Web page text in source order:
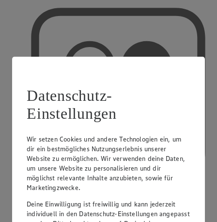
PAYBACK
Datenschutz-
Einstellungen
Wir setzen Cookies und andere Technologien ein, um
dir ein bestmögliches Nutzungserlebnis unserer
Website zu ermöglichen. Wir verwenden deine Daten,
um unsere Website zu personalisieren und dir
möglichst relevante Inhalte anzubieten, sowie für
Marketingzwecke.
Deine Einwilligung ist freiwillig und kann jederzeit
individuell in den Datenschutz-Einstellungen angepasst